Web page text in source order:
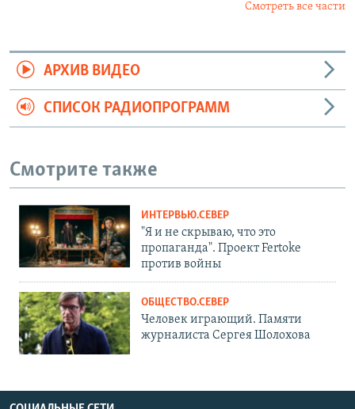
Смотреть все части
АРХИВ ВИДЕО
СПИСОК РАДИОПРОГРАММ
Смотрите также
ИНТЕРВЬЮ.СЕВЕР
"Я и не скрываю, что это
пропаганда". Проект Fertoke
против войны
ОБЩЕСТВО.СЕВЕР
Человек играющий. Памяти
журналиста Сергея Шолохова